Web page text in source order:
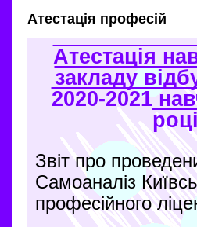
Атестація професій
Атестація
закладу
2020-2021
році
Звіт про
Самоаналіз
професійного